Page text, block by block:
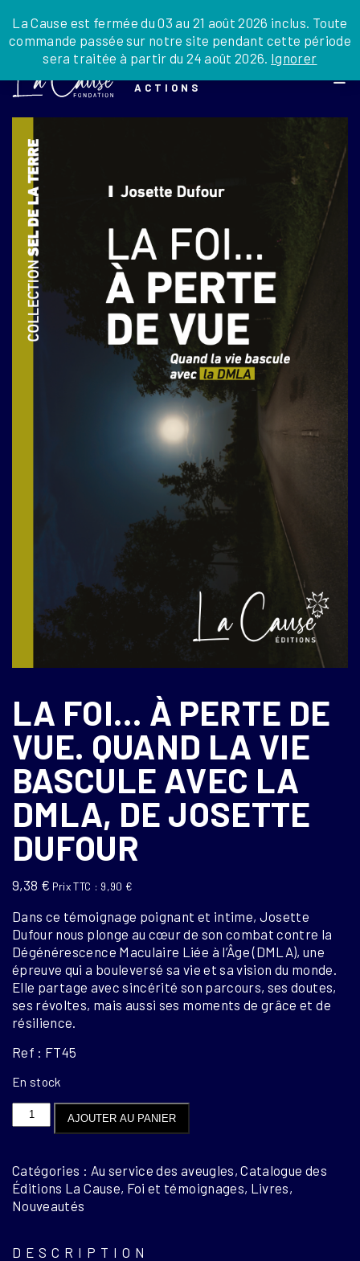
to
the
content
La Cause est fermée du 03 au 21 août 2026 inclus. Toute
commande passée sur notre site pendant cette période
sera traitée à partir du 24 août 2026. Ignorer
JE DONNE JE PARRAINE NOUS SOUTENIR
DEPUIS LA FRANCE
DEPUIS L’INTERNATIONAL
EN TANT QU’ORGANISATION
LEGS, LIBÉRALITÉS
0 ARTICLE
ACTIONS
LA FOI… À PERTE DE
VUE. QUAND LA VIE
BASCULE AVEC LA
DMLA, DE JOSETTE
DUFOUR
9,38 € Prix TTC : 9,90 €
Dans ce témoignage poignant et intime, Josette
Dufour nous plonge au cœur de son combat contre la
Dégénérescence Maculaire Liée à l’Âge (DMLA), une
épreuve qui a bouleversé sa vie et sa vision du monde.
Elle partage avec sincérité son parcours, ses doutes,
ses révoltes, mais aussi ses moments de grâce et de
résilience.
Ref : FT45
En stock
quantité
de
FOI…
À
PERTE
DE
Quand
AJOUTER AU PANIER
Catégories : Au service des aveugles, Catalogue des
Éditions La Cause, Foi et témoignages, Livres,
Nouveautés
DESCRIPTION